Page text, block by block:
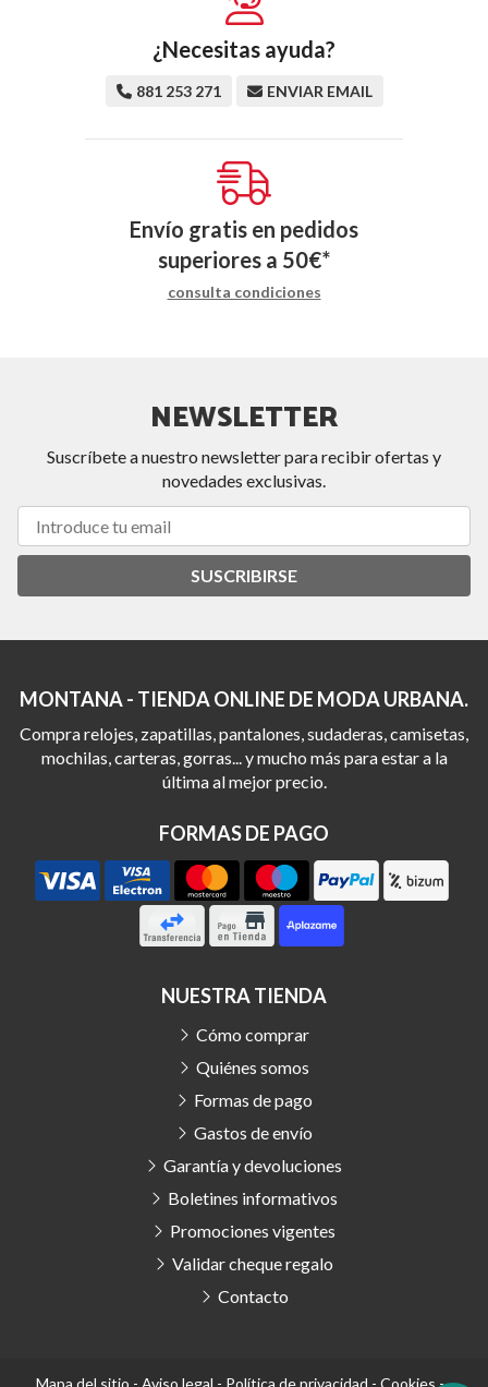
¿Necesitas ayuda?
881 253 271 ENVIAR EMAIL
Envío gratis en pedidos
superiores a 50€*
consulta condiciones
NEWSLETTER
Suscríbete a nuestro newsletter para recibir ofertas y
novedades exclusivas.
SUSCRIBIRSE
MONTANA - TIENDA ONLINE DE MODA URBANA.
Compra relojes, zapatillas, pantalones, sudaderas, camisetas,
mochilas, carteras, gorras... y mucho más para estar a la
última al mejor precio.
FORMAS DE PAGO
NUESTRA TIENDA
Cómo comprar
Quiénes somos
Formas de pago
Gastos de envío
Garantía y devoluciones
Boletines informativos
Promociones vigentes
Validar cheque regalo
Contacto
Mapa del sitio - Aviso legal - Política de privacidad - Cookies -